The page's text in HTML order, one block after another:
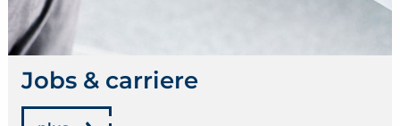
Jobs & carriere